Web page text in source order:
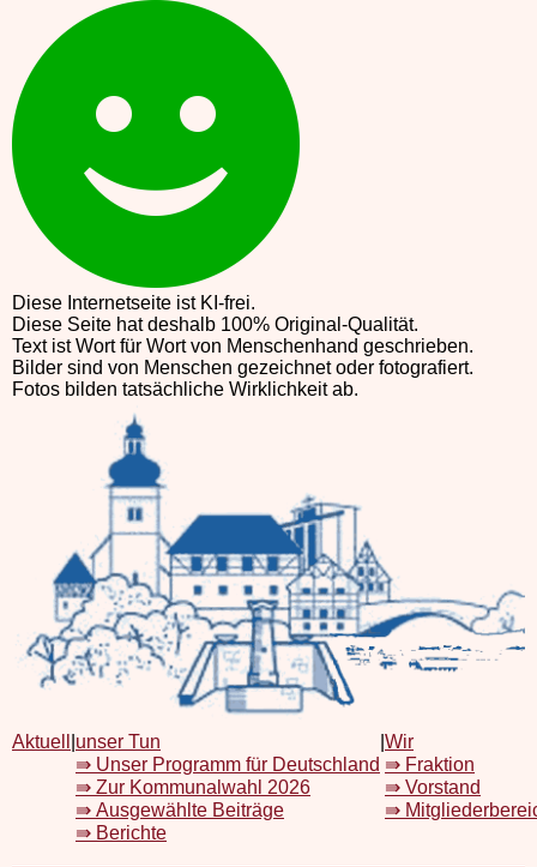
Diese Internetseite ist KI-frei.
Diese Seite hat deshalb 100% Original-Qualität.
Text ist Wort für Wort von Menschenhand geschrieben.
Bilder sind von Menschen gezeichnet oder fotografiert.
Fotos bilden tatsächliche Wirklichkeit ab.
Aktuell
unser Tun
⇛ Unser Programm für Deutschland
⇛ Zur Kommunalwahl 2026
⇛ Ausgewählte Beiträge
⇛ Berichte
Wir
⇛ Fraktion
⇛ Vorstand
⇛